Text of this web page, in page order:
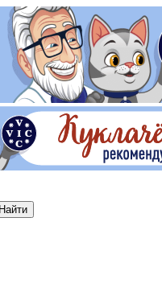
Найти